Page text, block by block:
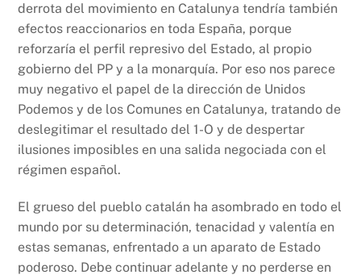
derrota del movimiento en Catalunya tendría también
efectos reaccionarios en toda España, porque
reforzaría el perfil represivo del Estado, al propio
gobierno del PP y a la monarquía. Por eso nos parece
muy negativo el papel de la dirección de Unidos
Podemos y de los Comunes en Catalunya, tratando de
deslegitimar el resultado del 1-O y de despertar
ilusiones imposibles en una salida negociada con el
régimen español.
El grueso del pueblo catalán ha asombrado en todo el
mundo por su determinación, tenacidad y valentía en
estas semanas, enfrentado a un aparato de Estado
poderoso. Debe continuar adelante y no perderse en